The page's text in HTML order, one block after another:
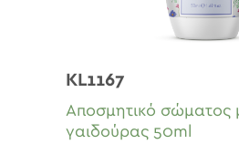
KL1167
Αποσμητικό σώματος
γαιδούρας 50ml